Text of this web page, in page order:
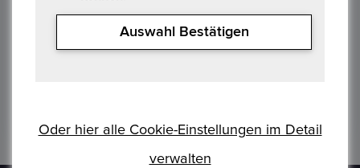
C********n
28/10/2022 01:43 PM
Auswahl Bestätigen
Oder hier alle Cookie-Einstellungen im Detail
verwalten